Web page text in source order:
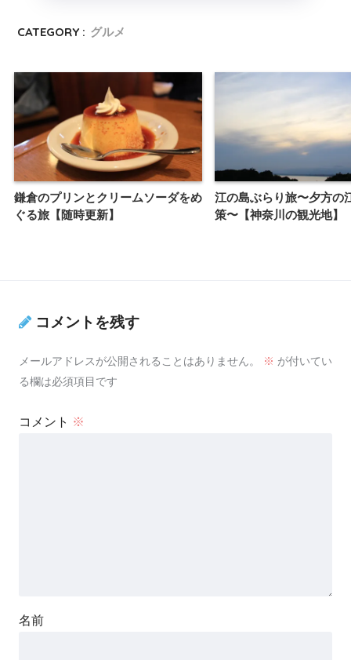
CATEGORY : グルメ
鎌倉のプリンとクリームソーダをめ
ぐる旅【随時更新】
江の島ぶらり旅〜夕方の
策〜【神奈川の観光地】
コメントを残す
メールアドレスが公開されることはありません。 ※ が付いてい
る欄は必須項目です
コメント ※
名前